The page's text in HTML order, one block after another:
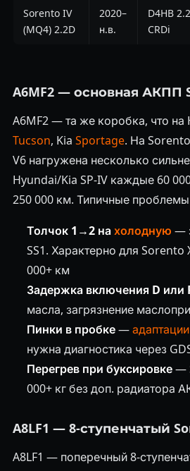
Sorento IV
(MQ4) 2.2D
2020–
н.в.
D4HB 2.2
CRDi
A6MF2 — основная АКПП
A6MF2 — та же коробка, что на
Tucson, Kia Sportage. На
V6 нагружена несколько
Hyundai/Kia SP-IV каждые 60
250 000 км. Типичные
Толчок 1→2 нахолодную —
SS1. Характерно для Sorento
000+ км
Задержка включения D или
масла, загрязнение
Пинки в пробке—
нужна диагностика через
Перегрев при буксировке—
000+ кг без доп. радиатора
A8LF1 — 8-ступенчатый
A8LF1 — поперечный 8-